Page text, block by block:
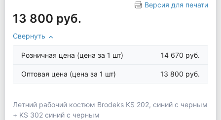
Версия для печати
13 800 руб.
Свернуть
Розничная цена (цена за 1 шт) 14 670 руб.
Оптовая цена (цена за 1 шт) 13 800 руб.
Летний рабочий костюм Brodeks KS 202, синий с черным
+ KS 302 синий с черным